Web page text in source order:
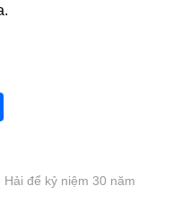
để kỷ niệm 30 năm